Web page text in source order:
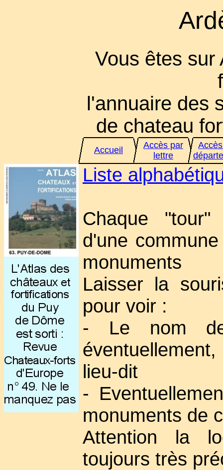
Vous êtes sur
l'annuaire des
de chateau
Accueil
Accès par
lettre
Liste
Chaque
d'une
monuments
Laisser la
pour voir :
- Le nom
lieu-dit
-
monuments de
Attention la
toujours très